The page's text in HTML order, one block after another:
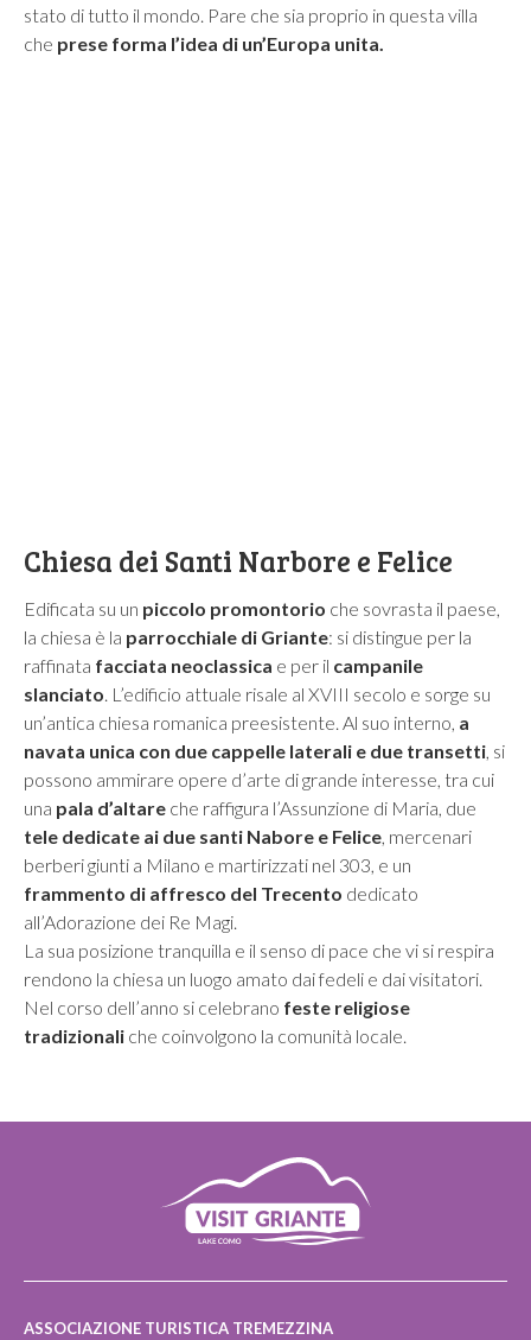
stato di tutto il mondo. Pare che sia proprio in questa villa
che prese forma l’idea di un’Europa unita.
Chiesa dei Santi Narbore e Felice
Edificata su un piccolo promontorio che sovrasta il paese,
la chiesa è la parrocchiale di Griante: si distingue per la
raffinata facciata neoclassica e per il campanile
slanciato. L ’edificio attuale risale al XVIII secolo e sorge su
un’antica chiesa romanica preesistente. Al suo interno, a
navata unica con due cappelle laterali e due transetti, si
possono ammirare opere d’arte di grande interesse, tra cui
una pala d’altare che raffigura l’Assunzione di Maria, due
tele dedicate ai due santi Nabore e Felice, mercenari
berberi giunti a Milano e martirizzati nel 303, e un
frammento di affresco del Trecento dedicato
all’Adorazione dei Re Magi.
La sua posizione tranquilla e il senso di pace che vi si respira
rendono la chiesa un luogo amato dai fedeli e dai visitatori.
Nel corso dell’anno si celebrano feste religiose
tradizionali che coinvolgono la comunità locale.
ASSOCIAZIONE TURISTICA TREMEZZINA